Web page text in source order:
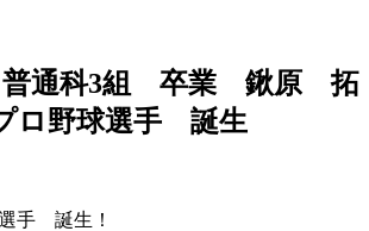
普通科3組 卒業 鍬原 拓
野球選手 誕生
手 誕生！